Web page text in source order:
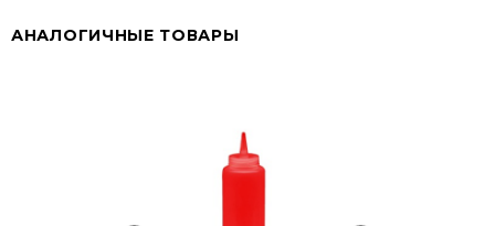
АНАЛОГИЧНЫЕ ТОВАРЫ